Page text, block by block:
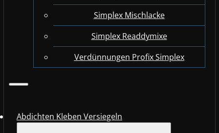
Simplex Mischlacke
Simplex Readdymixe
Verdünnungen Profix Simplex
Abdichten Kleben Versiegeln